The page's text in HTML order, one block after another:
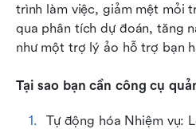
trình làm việc, giảm mệt mỏi
qua phân tích dự đoán, tăng
như một trợ lý ảo hỗ trợ bạn
Tại sao bạn cần công cụ
Tự động hóa Nhiệm vụ: